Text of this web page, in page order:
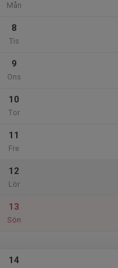
Mån
8
Tis
9
Ons
10
Tor
11
Fre
12
Lör
13
Sön
14